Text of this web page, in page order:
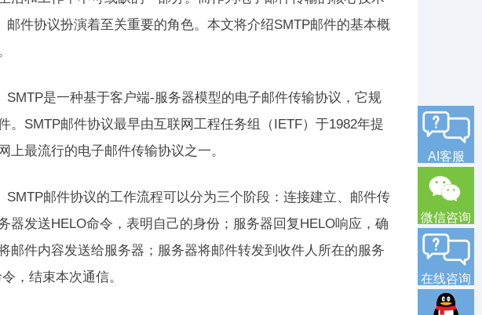
件协议扮演着至关重要的角色。本文将介绍SMTP邮件的基本概
是一种基于客户端-服务器模型的电子邮件传输协议，它规
。SMTP邮件协议最早由互联网工程任务组（IETF）于1982年提
最流行的电子邮件传输协议之一。
邮件协议的工作流程可以分为三个阶段：连接建立、邮件传
器发送HELO命令，表明自己的身份；服务器回复HELO响应，确
邮件内容发送给服务器；服务器将邮件转发到收件人所在的服务
，结束本次通信。
AI客服
微信咨询
在线咨询